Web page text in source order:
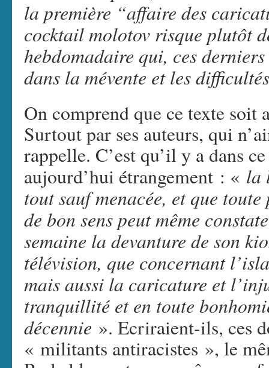
la première “affaire des
cocktail molotov risque plutôt
hebdomadaire qui, ces
dans la mévente et les
On comprend que ce texte soit
Surtout par ses auteurs, qui
rappelle. C’est qu’il y a dans
aujourd’hui étrangement : « la
tout sauf menacée, et que
de bon sens peut même
semaine la devanture de son
télévision, que concernant
mais aussi la caricature et
tranquillité et en toute
décennie ». Ecriraient-ils, ces
« militants antiracistes », le